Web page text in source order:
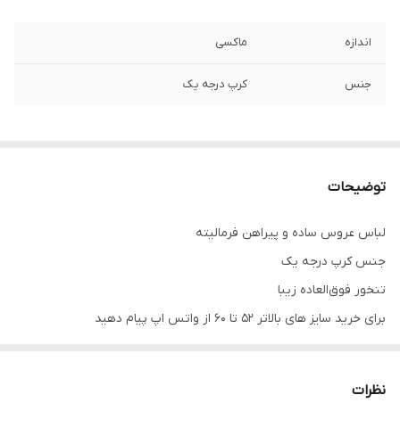
اندازه ماکسی
جنس کرپ درجه یک
توضیحات
لباس عروس ساده و پیراهن فرمالیته
جنس کرپ درجه یک
تنخور فوق‌العاده زیبا
برای خرید سایز های بالاتر ۵۲ تا ۶۰ از واتس اپ پیام دهید
نظرات